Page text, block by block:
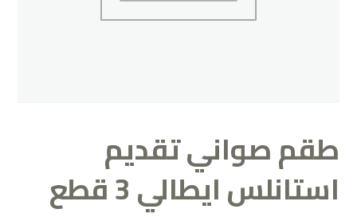
طقم صواني تقديم
استانلس ايطالي 3 قطع